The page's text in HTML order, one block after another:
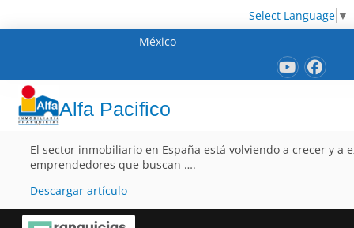
Select Language ▼
México
Alfa Pacifico
El sector inmobiliario en España está volviendo a crecer y a
emprendedores que buscan ….
Descargar artículo